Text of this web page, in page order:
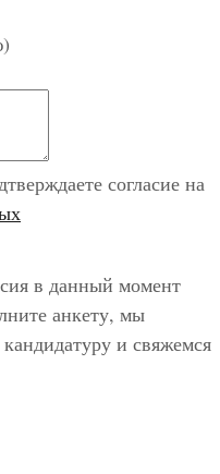
согласие на
в данный момент
анкету, мы
и свяжемся